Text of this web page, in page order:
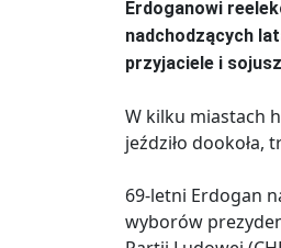
Erdoganowi
nadchodzących
przyjaciele i
W kilku miastach
jeździło dookoła,
69-letni Erdogan
wyborów